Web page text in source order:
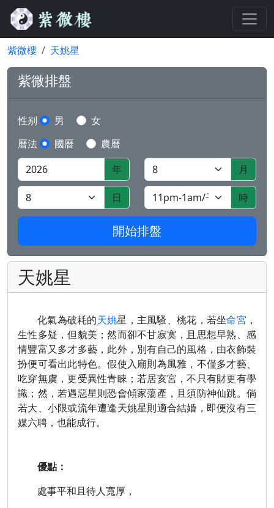
紫微樓 天姚星
紫微排盤
性别 男
女
曆法
國曆
農曆
年
月
日 時
開始排盤
天姚星
化氣為破耗的天姚星，主風騷、桃花，若坐命宮 ，
生性多疑，但貌美；然而卻不甘寂寞，且思想早熟、感
情豐富又多才多藝，此外，別有自己的風格，由衣飾裝
扮便可看出此特色。假使入廟則為風雅，不僅多才藝、
吃穿無虞，更受異性青睞；若居亥宮，不只有財更有學
識；然，若遇惡星則恐會傾家蕩產，且須防神仙跳。倘
若大、小限或流年遭逢天姚星則適合結婚，即便沒有三
媒六聘，也能成行。
優點：
處事平和且待人寬厚，